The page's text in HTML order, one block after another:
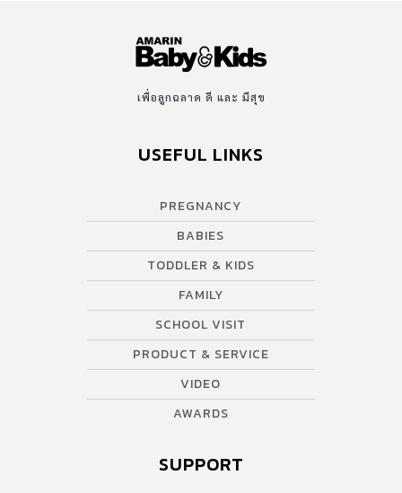
เพื่อลูกฉลาด ดี และ มีสุข
USEFUL LINKS
PREGNANCY
BABIES
TODDLER & KIDS
FAMILY
SCHOOL VISIT
PRODUCT & SERVICE
VIDEO
AWARDS
SUPPORT